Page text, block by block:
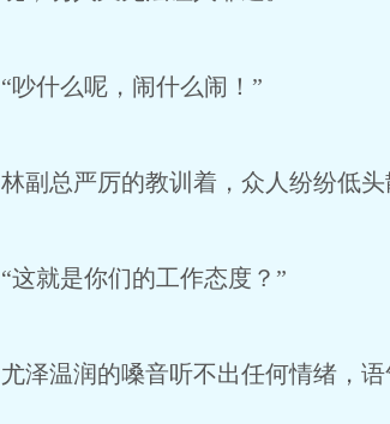
“吵什么呢，闹什么闹！”
林副总严厉的教训着，众人纷纷低
“这就是你们的工作态度？”
尤泽温润的嗓音听不出任何情绪，